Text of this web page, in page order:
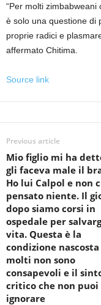
“Per molti zimbabweani
è solo una questione di
proprie radici e
affermato Chitima.
Source link
Previous article
Mio figlio mi ha
gli faceva male il
Ho lui Calpol e non
pensato niente. Il
dopo siamo corsi in
ospedale per
vita. Questa è la
condizione
molti non sono
consapevoli e il
critico che non puoi
ignorare